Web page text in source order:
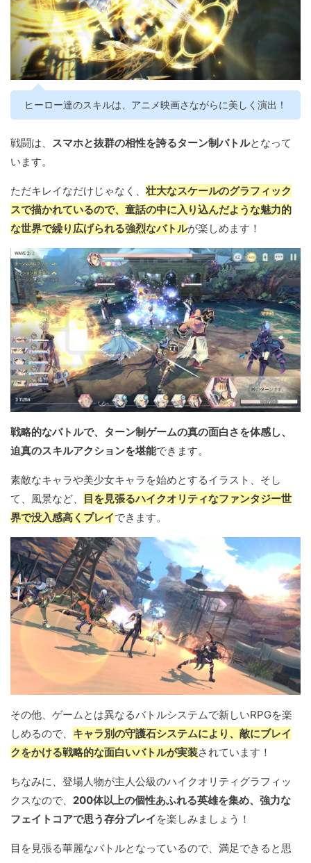
ヒーロー達のスキルは、アニメ映画さながらに美しく演出！
戦闘は、 スマホと抜群の相性を誇るターン制バトルとなって
います。
ただキレイなだけじゃなく、壮大なスケールのグラフィック
スで描かれているので、童話の中に入り込んだような魅力的
な世界で繰り広げられる強烈なバトルが楽しめます！
戦略的なバトルで、ターン制ゲームの真の面白さを体感し、
迫真のスキルアクションを堪能できます。
素敵なキャラや美少女キャラを始めとするイラスト、そし
て、風景など、
目を見張るハイクオリティなファンタジー世
界で没入感高くプレイできます。
その他、ゲームとは異なるバトルシステムで新しいRPGを楽
しめるので、 キャラ別の守護石システムにより、敵にブレイ
クをかける戦略的な面白いバトルが実装されています！
ちなみに、登場人物が主人公級のハイクオリティグラフィッ
クスなので、 200体以上の個性あふれる英雄を集め、強力な
フェイトコアで思う存分プレイ を楽しみましょう！
目を見張る華麗なバトルとなっているので、満足できると思